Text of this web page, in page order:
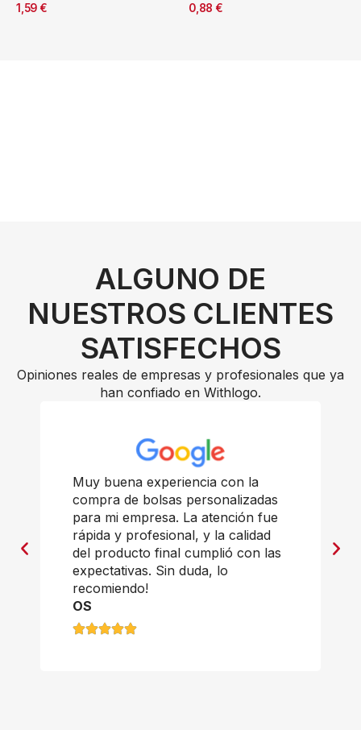
1,59 € 0,88 €
ALGUNO DE
NUESTROS CLIENTES
SATISFECHOS
Opiniones reales de empresas y profesionales que ya
han confiado en Withlogo.
Muy buena experiencia con la
compra de bolsas personalizadas
para mi empresa. La atención fue
rápida y profesional, y la calidad
del producto final cumplió con las
expectativas. Sin duda, lo
recomiendo!
OS